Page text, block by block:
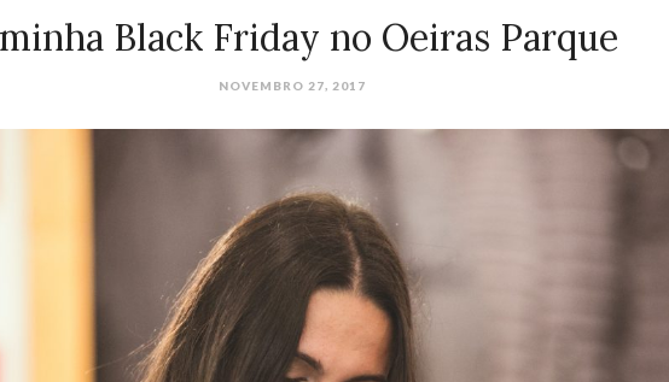
Black Friday no Oeiras Parque
NOVEMBRO 27, 2017